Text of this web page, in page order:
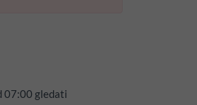
07:00 gledati